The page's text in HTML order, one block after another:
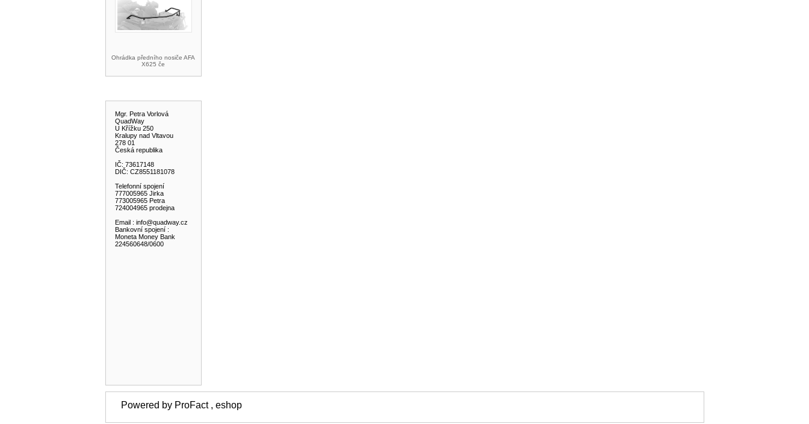
Ohrádka předního nosiče AFA
X625 če
Mgr. Petra Vorlová
QuadWay
U Křížku 250
Kralupy nad Vltavou
278 01
Česká republika
IČ: 73617148
DIČ: CZ8551181078
Telefonní spojení
777005965 Jirka
773005965 Petra
724004965 prodejna
Email : info@quadway.cz
Bankovní spojení :
Moneta Money Bank
224560648/0600
Powered by ProFact , eshop